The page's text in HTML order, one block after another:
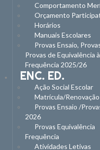
Comportamento
Orçamento
Horários
Manuais Escolares
Provas Ensaio,
Provas de Equivalência à
Frequência 2025/26
ENC. ED.
Ação Social Escolar
Matrícula/Renovação
Provas Ensaio /
2026
Provas Equivalência
Frequência
Atividades Letivas